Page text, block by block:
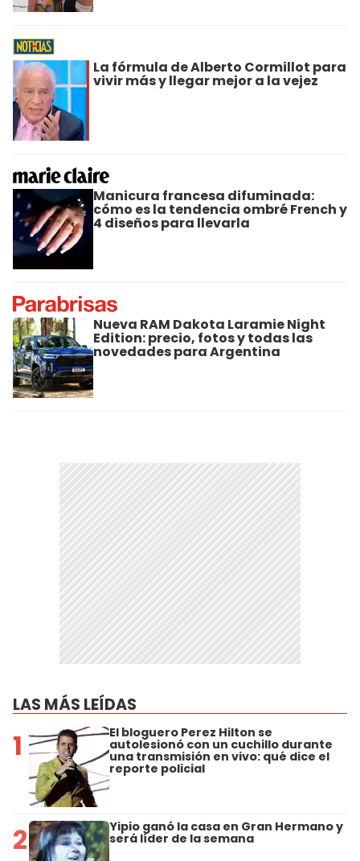
La fórmula de Alberto Cormillot para
vivir más y llegar mejor a la vejez
Manicura francesa difuminada:
cómo es la tendencia ombré French y
4 diseños para llevarla
Nueva RAM Dakota Laramie Night
Edition: precio, fotos y todas las
novedades para Argentina
LAS MÁS LEÍDAS
1 El bloguero Perez Hilton se
autolesionó con un cuchillo durante
una transmisión en vivo: qué dice el
reporte policial
2 Yipio ganó la casa en Gran Hermano y
será líder de la semana